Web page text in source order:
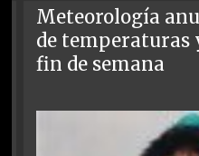
Meteorología
de temperaturas
fin de semana